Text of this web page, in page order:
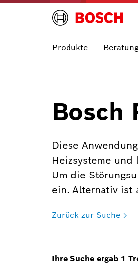
Produkte
Bosch
Diese
Heizsysteme und
Um die
ein. Alternativ ist
Zurück zur Suche
Ihre Suche ergab 1